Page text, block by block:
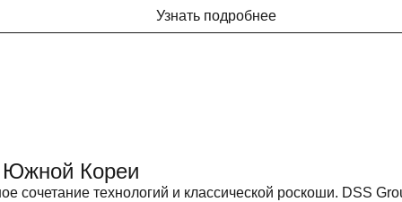
Узнать подробнее
Южной Кореи
сочетание технологий и классической роскоши. DSS